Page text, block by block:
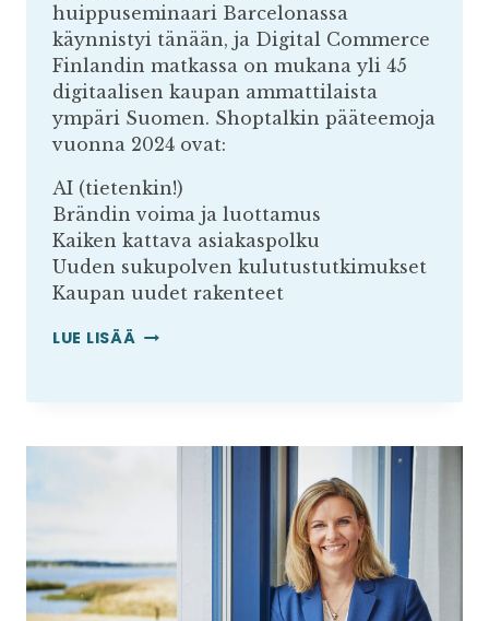
huippuseminaari Barcelonassa
käynnistyi tänään, ja Digital Commerce
Finlandin matkassa on mukana yli 45
digitaalisen kaupan ammattilaista
ympäri Suomen. Shoptalkin pääteemoja
vuonna 2024 ovat:
AI (tietenkin!)
Brändin voima ja luottamus
Kaiken kattava asiakaspolku
Uuden sukupolven kulutustutkimukset
Kaupan uudet rakenteet
LUE LISÄÄ SHOPTALKISSA